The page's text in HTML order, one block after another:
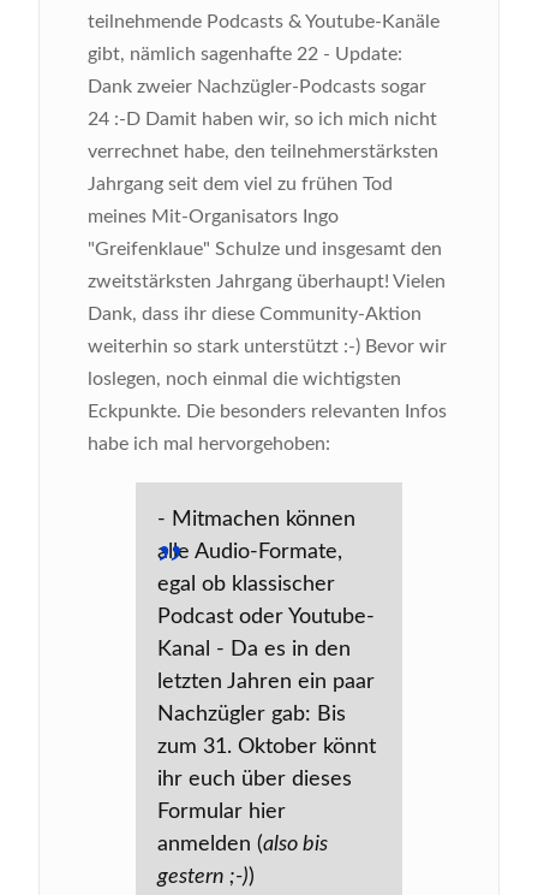
teilnehmende Podcasts & Youtube-Kanäle
gibt, nämlich sagenhafte 22 - Update:
Dank zweier Nachzügler-Podcasts sogar
24 :-D Damit haben wir, so ich mich nicht
verrechnet habe, den teilnehmerstärksten
Jahrgang seit dem viel zu frühen Tod
meines Mit-Organisators Ingo
"Greifenklaue" Schulze und insgesamt den
zweitstärksten Jahrgang überhaupt! Vielen
Dank, dass ihr diese Community-Aktion
weiterhin so stark unterstützt :-) Bevor wir
loslegen, noch einmal die wichtigsten
Eckpunkte. Die besonders relevanten Infos
habe ich mal hervorgehoben:
- Mitmachen können
alle Audio-Formate,
egal ob klassischer
Podcast oder Youtube-
Kanal - Da es in den
letzten Jahren ein paar
Nachzügler gab: Bis
zum 31. Oktober könnt
ihr euch über dieses
Formular hier
anmelden (also bis
gestern ;-))